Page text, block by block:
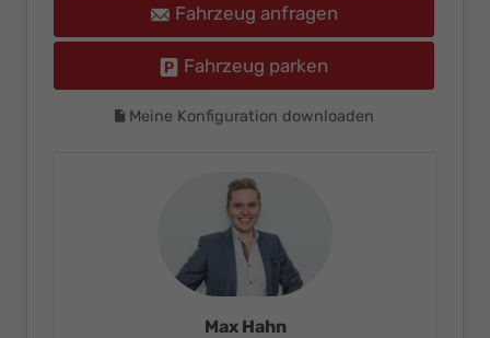
Fahrzeug anfragen
Fahrzeug parken
Meine Konfiguration downloaden
Max Hahn